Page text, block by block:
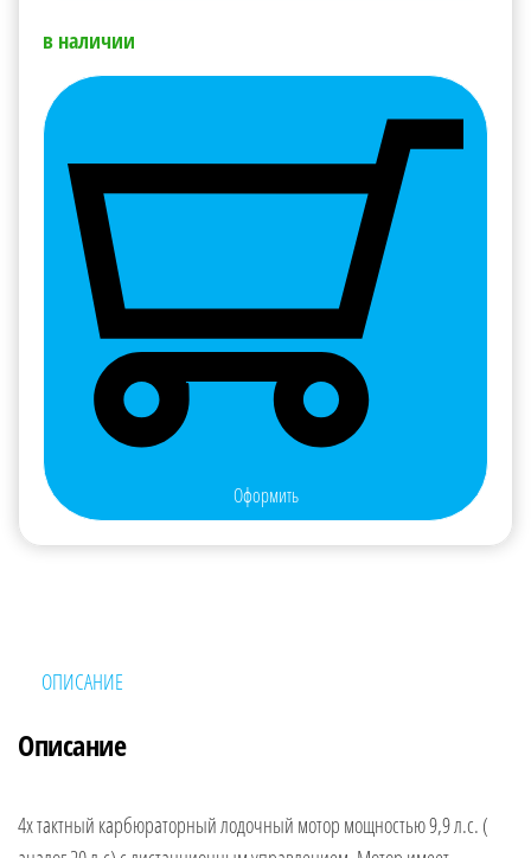
в наличии
Оформить
ОПИСАНИЕ
Описание
4х тактный карбюраторный лодочный мотор мощностью 9,9 л.с. (